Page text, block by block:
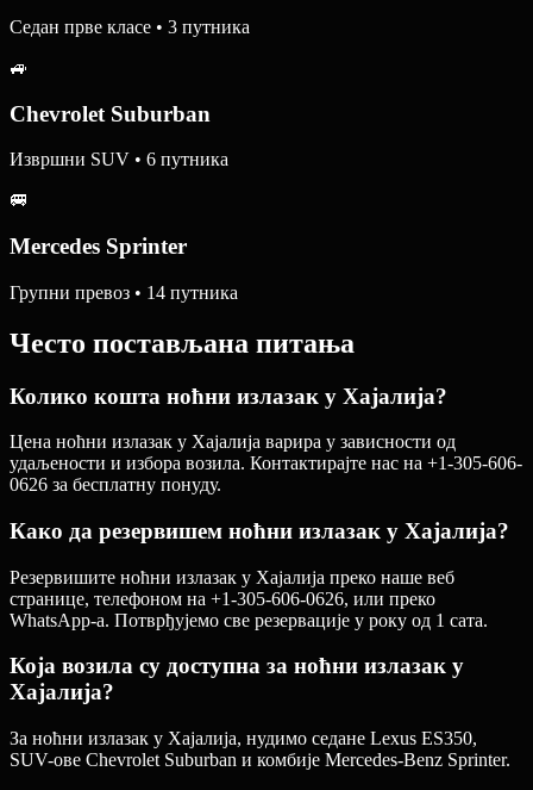
Седан прве класе • 3 путника
🚙
Chevrolet Suburban
Извршни SUV • 6 путника
🚐
Mercedes Sprinter
Групни превоз • 14 путника
Често постављана питања
Колико кошта ноћни излазак у Хајалија?
Цена ноћни излазак у Хајалија варира у зависности од
удаљености и избора возила. Контактирајте нас на +1-305-606-
0626 за бесплатну понуду.
Како да резервишем ноћни излазак у Хајалија?
Резервишите ноћни излазак у Хајалија преко наше веб
странице, телефоном на +1-305-606-0626, или преко
WhatsApp-а. Потврђујемо све резервације у року од 1 сата.
Која возила су доступна за ноћни излазак у
Хајалија?
За ноћни излазак у Хајалија, нудимо седане Lexus ES350,
SUV-ове Chevrolet Suburban и комбије Mercedes-Benz Sprinter.